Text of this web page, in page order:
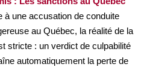
à une accusation de conduite
au Québec, la réalité de la
stricte : un verdict de culpabilité
automatiquement la perte de